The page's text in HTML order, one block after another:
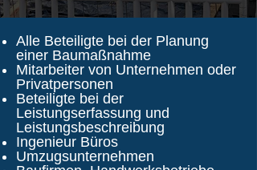
Alle Beteiligte bei der Planung
einer Baumaßnahme
Mitarbeiter von Unternehmen oder
Privatpersonen
Beteiligte bei der
Leistungserfassung und
Leistungsbeschreibung
Ingenieur Büros
Umzugsunternehmen